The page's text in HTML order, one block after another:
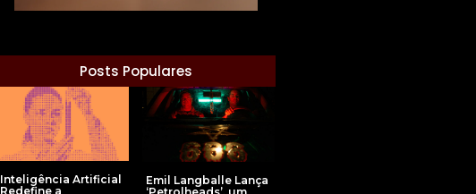
Posts Populares
Inteligência Artificial
Redefine a
Emil Langballe Lança
‘Petrolheads’, um